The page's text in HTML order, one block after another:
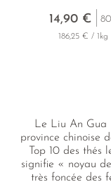
14,90 €
186,25 € / 1kg
Le Liu An Gua
province chinoise
Top 10 des thés
signifie « noyau
très foncée des